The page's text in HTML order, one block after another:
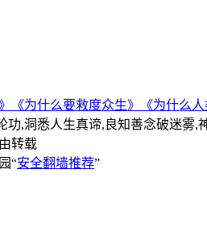
《为什么要救度众生》
《为什么
,洞悉人生真谛,良知善念破迷雾,
转载
“安全翻墙推荐”